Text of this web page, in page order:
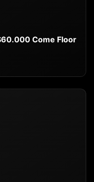
Come Floor